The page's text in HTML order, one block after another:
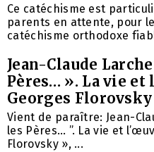
Ce catéchisme est
parents en attente, pour
catéchisme orthodoxe
Jean-Claude
Pères… ». La vie et
Georges
Vient de paraître: Jean-
les Pères… ”. La vie et
Florovsky », ...